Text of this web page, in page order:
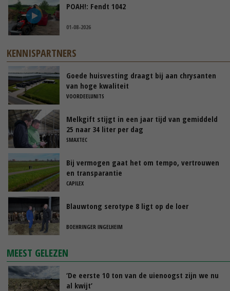
POAH!: Fendt 1042
01-08-2026
KENNISPARTNERS
Goede huisvesting draagt bij aan chrysanten
van hoge kwaliteit
VOORDEELUNITS
Melkgift stijgt in een jaar tijd van gemiddeld
25 naar 34 liter per dag
SMAXTEC
Bij vermogen gaat het om tempo, vertrouwen
en transparantie
CAPILEX
Blauwtong serotype 8 ligt op de loer
BOEHRINGER INGELHEIM
MEEST GELEZEN
‘De eerste 10 ton van de uienoogst zijn we nu
al kwijt’